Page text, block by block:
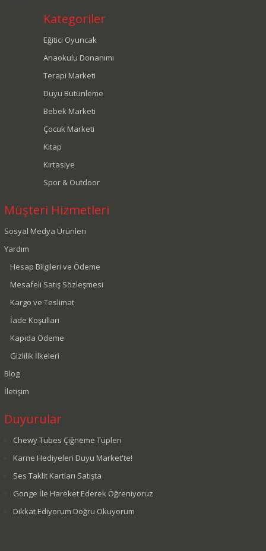
Kategoriler
Eğitici Oyuncak
Anaokulu Donanımı
Terapi Marketi
Duyu Bütünleme
Bebek Marketi
Çocuk Marketi
Kitap
Kırtasiye
Spor & Outdoor
Müşteri Hizmetleri
Sosyal Medya Ürünleri
Yardım
Hesap Bilgileri ve Ödeme
Mesafeli Satış Sözleşmesi
Kargo ve Teslimat
İade Koşulları
Kapıda Ödeme
Gizlilik İlkeleri
Blog
İletişim
Duyurular
Chewy Tubes Çiğneme Tüpleri
Karne Hediyeleri Duyu Market'te!
Ses Taklit Kartları Satışta
Gonge İle Hareket Ederek Öğreniyoruz
Dikkat Ediyorum Doğru Okuyorum